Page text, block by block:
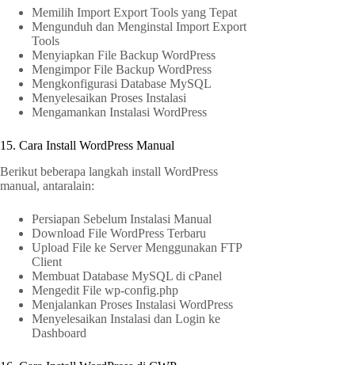
Memilih Import Export Tools yang Tepat
Mengunduh dan Menginstal Import Export
Tools
Menyiapkan File Backup WordPress
Mengimpor File Backup WordPress
Mengkonfigurasi Database MySQL
Menyelesaikan Proses Instalasi
Mengamankan Instalasi WordPress
15. Cara Install WordPress Manual
Berikut beberapa langkah install WordPress
manual, antaralain:
Persiapan Sebelum Instalasi Manual
Download File WordPress Terbaru
Upload File ke Server Menggunakan FTP
Client
Membuat Database MySQL di cPanel
Mengedit File wp-config.php
Menjalankan Proses Instalasi WordPress
Menyelesaikan Instalasi dan Login ke
Dashboard